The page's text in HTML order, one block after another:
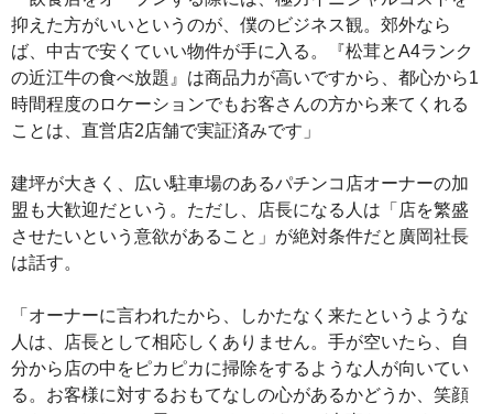
抑えた方がいいというのが、僕のビジネス観。郊外なら
ば、中古で安くていい物件が手に入る。『松茸とA4ランク
の近江牛の食べ放題』は商品力が高いですから、都心から1
時間程度のロケーションでもお客さんの方から来てくれる
ことは、直営店2店舗で実証済みです」
建坪が大きく、広い駐車場のあるパチンコ店オーナーの加
盟も大歓迎だという。ただし、店長になる人は「店を繁盛
させたいという意欲があること」が絶対条件だと廣岡社長
は話す。
「オーナーに言われたから、しかたなく来たというような
人は、店長として相応しくありません。手が空いたら、自
分から店の中をピカピカに掃除をするような人が向いてい
る。お客様に対するおもてなしの心があるかどうか、笑顔